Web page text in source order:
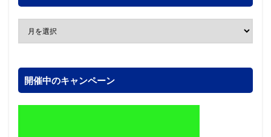
開催中のキャンペーン